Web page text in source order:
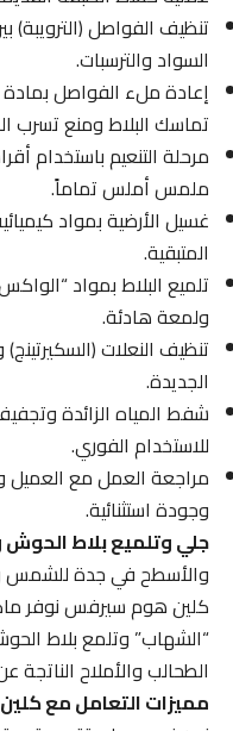
تنظيف الفواصل (الترويبة) بين
السواد والترسبات.
إعادة ملء الفواصل بمادة
تماسك البلاط ومنع تسرب
مرحلة التنعيم باستخدام
ملمس أملس تماماً.
غسيل الأرضية بمواد كيميائية
المتبقية.
تلميع البلاط بمواد “الواكس”
ولمعة هادئة.
تنظيف النعلات (السكيرتينج)
الجديدة.
شفط المياه الزائدة وتجفيف
للاستخدام الفوري.
مراجعة العمل مع العميل
وجودة استثنائية.
جلي وتلميع بلاط الحوش
والأسطح في جدة للشمس
كلين هوم سيرفس نوفر
“الشهاب” وتلمع بلاط
الطحالب والأملاح الناتجة عن
مميزات التعامل مع